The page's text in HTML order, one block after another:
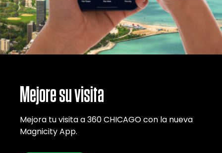
Mejore su visita
Mejora tu visita a 360 CHICAGO con la nueva
Magnicity App.